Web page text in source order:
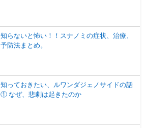
知らないと怖い！！スナノミの症状、治療、
予防法まとめ。
知っておきたい、ルワンダジェノサイドの話
① なぜ、悲劇は起きたのか